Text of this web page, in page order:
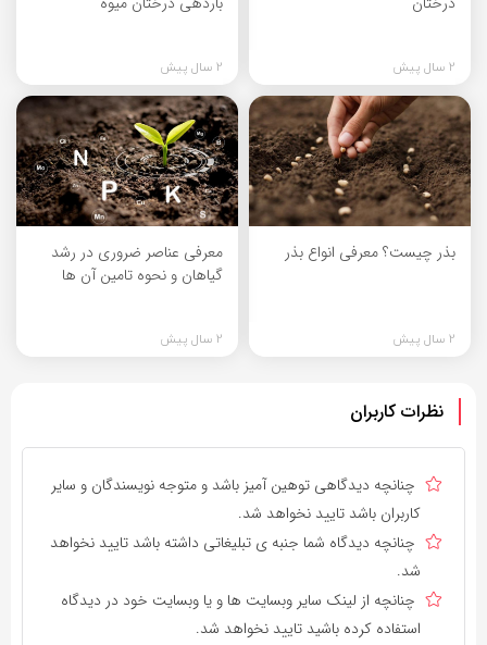
2 سال پیش 2 سال پیش
بذر چیست؟ معرفی انواع بذر
2 سال پیش
معرفی عناصر ضروری در رشد
گیاهان و نحوه تامین آن ها
2 سال پیش
نظرات کاربران
چنانچه دیدگاهی توهین آمیز باشد و متوجه نویسندگان و سایر
کاربران باشد تایید نخواهد شد.
چنانچه دیدگاه شما جنبه ی تبلیغاتی داشته باشد تایید نخواهد
شد.
چنانچه از لینک سایر وبسایت ها و یا وبسایت خود در دیدگاه
استفاده کرده باشید تایید نخواهد شد.